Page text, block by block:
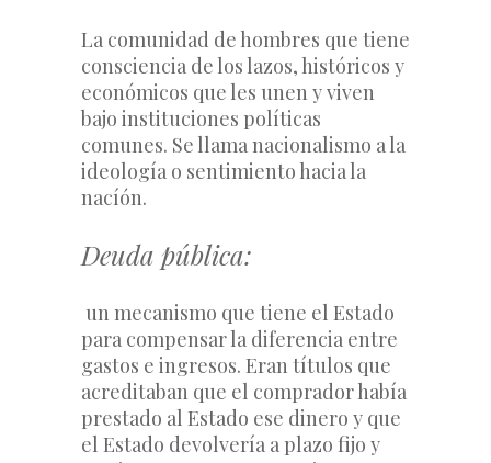
La comunidad de hombres que tiene
consciencia de los lazos, históricos y
económicos que les unen y viven
bajo instituciones políticas
comunes. Se llama nacionalismo a la
ideología o sentimiento hacia la
nacíón.
Deuda pública:
para compensar la diferencia entre
gastos e ingresos. Eran títulos que
acreditaban que el comprador había
prestado al Estado ese dinero y que
el Estado devolvería a plazo fijo y